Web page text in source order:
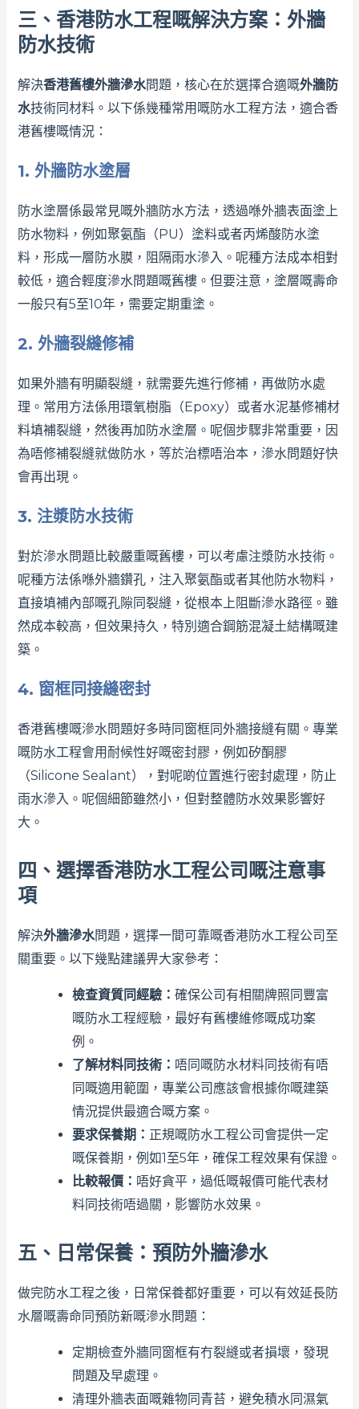
三、香港防水工程嘅解決方案：外牆
防水技術
解決香港舊樓外牆滲水問題，核心在於選擇合適嘅外牆防
水技術同材料。以下係幾種常用嘅防水工程方法，適合香
港舊樓嘅情況：
1. 外牆防水塗層
防水塗層係最常見嘅外牆防水方法，透過喺外牆表面塗上
防水物料，例如聚氨酯（PU）塗料或者丙烯酸防水塗
料，形成一層防水膜，阻隔雨水滲入。呢種方法成本相對
較低，適合輕度滲水問題嘅舊樓。但要注意，塗層嘅壽命
一般只有5至10年，需要定期重塗。
2. 外牆裂縫修補
如果外牆有明顯裂縫，就需要先進行修補，再做防水處
理。常用方法係用環氧樹脂（Epoxy）或者水泥基修補材
料填補裂縫，然後再加防水塗層。呢個步驟非常重要，因
為唔修補裂縫就做防水，等於治標唔治本，滲水問題好快
會再出現。
3. 注漿防水技術
對於滲水問題比較嚴重嘅舊樓，可以考慮注漿防水技術。
呢種方法係喺外牆鑽孔，注入聚氨酯或者其他防水物料，
直接填補內部嘅孔隙同裂縫，從根本上阻斷滲水路徑。雖
然成本較高，但效果持久，特別適合鋼筋混凝土結構嘅建
築。
4. 窗框同接縫密封
香港舊樓嘅滲水問題好多時同窗框同外牆接縫有關。專業
嘅防水工程會用耐候性好嘅密封膠，例如矽酮膠
（Silicone Sealant），對呢啲位置進行密封處理，防止
雨水滲入。呢個細節雖然小，但對整體防水效果影響好
大。
四、選擇香港防水工程公司嘅注意事
項
解決外牆滲水問題，選擇一間可靠嘅香港防水工程公司至
關重要。以下幾點建議畀大家參考：
檢查資質同經驗：確保公司有相關牌照同豐富
嘅防水工程經驗，最好有舊樓維修嘅成功案
例。
了解材料同技術： 唔同嘅防水材料同技術有唔
同嘅適用範圍，專業公司應該會根據你嘅建築
情況提供最適合嘅方案。
要求保養期： 正規嘅防水工程公司會提供一定
嘅保養期，例如1至5年，確保工程效果有保證。
比較報價： 唔好貪平，過低嘅報價可能代表材
料同技術唔過關，影響防水效果。
五、日常保養：預防外牆滲水
做完防水工程之後，日常保養都好重要，可以有效延長防
水層嘅壽命同預防新嘅滲水問題：
定期檢查外牆同窗框有冇裂縫或者損壞，發現
問題及早處理。
清理外牆表面嘅雜物同青苔，避免積水同濕氣